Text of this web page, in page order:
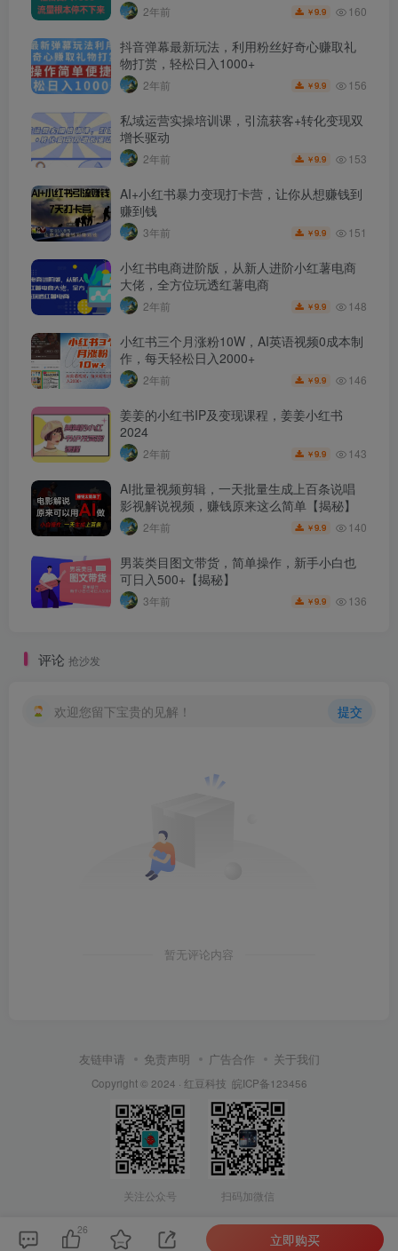
2年前 ￥9.9 160
抖音弹幕最新玩法，利用粉丝好奇心赚取礼
物打赏，轻松日入1000+
2年前 ￥9.9 156
私域运营实操培训课，引流获客+转化变现双
增长驱动
2年前 ￥9.9 153
AI+小红书暴力变现打卡营，让你从想赚钱到
赚到钱
3年前 ￥9.9 151
小红书电商进阶版，从新人进阶小红薯电商
大佬，全方位玩透红薯电商
2年前 ￥9.9 148
小红书三个月涨粉10W，AI英语视频0成本制
作，每天轻松日入2000+
2年前 ￥9.9 146
姜姜的小红书IP及变现课程，姜姜小红书
2024
2年前 ￥9.9 143
AI批量视频剪辑，一天批量生成上百条说唱
影视解说视频，赚钱原来这么简单【揭秘】
2年前 ￥9.9 140
男装类目图文带货，简单操作，新手小白也
可日入500+【揭秘】
3年前 ￥9.9 136
评论 抢沙发
欢迎您留下宝贵的见解！ 提交
暂无评论内容
友链申请 免责声明 广告合作 关于我们
Copyright © 2024 · 红豆科技 皖ICP备123456
关注公众号 扫码加微信
26
立即购买